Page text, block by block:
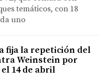
temáticos, con 18
uno
fija la repetición del
Weinstein por
14 de abril